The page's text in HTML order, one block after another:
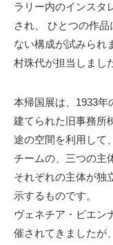
ラリー内のインスタ
され、 ひとつの作
ない構成が試みられ
村珠代が担当しまし
本帰国展は、1933年
建てられた旧事務所
途の空間を利用して
チームの、三つの主
それぞれの主体が独
示するものです。
ヴェネチア・ビエン
催されてきましたが